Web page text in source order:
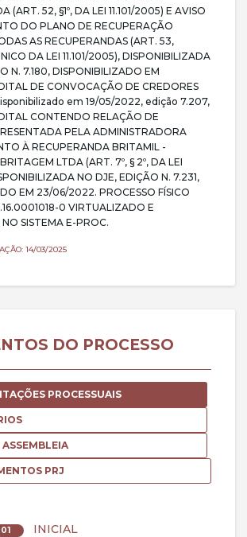
(ART. 52, §1º, DA LEI 11.101/2005) E AVISO
DO PLANO DE RECUPERAÇÃO
AS RECUPERANDAS (ART. 53,
DA LEI 11.101/2005), DISPONIBILIZADA
N. 7.180, DISPONIBILIZADO EM
DE CONVOCAÇÃO DE CREDORES
em 19/05/2022, edição 7.207,
CONTENDO RELAÇÃO DE
PELA ADMINISTRADORA
À RECUPERANDA BRITAMIL -
LTDA (ART. 7º, § 2º, DA LEI
NO DJE, EDIÇÃO N. 7.231,
EM 23/06/2022. PROCESSO FÍSICO
0 VIRTUALIZADO E
SISTEMA E-PROC.
14/03/2025
DO PROCESSO
PROCESSUAIS
PRJ
INICIAL